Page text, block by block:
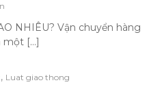
NHIÊU? Vận chuyển hàng
một […]
, Luat giao thong